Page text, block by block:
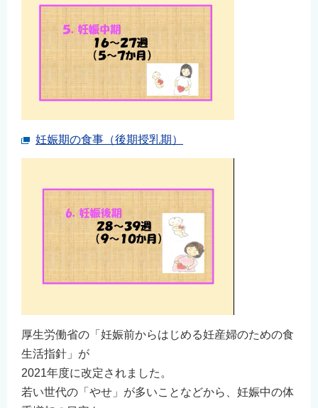
妊娠期の食事（後期授乳期）
厚生労働省の「妊娠前からはじめる妊産婦のための食
生活指針」が
2021年度に改定されました。
若い世代の「やせ」が多いことなどから、妊娠中の体